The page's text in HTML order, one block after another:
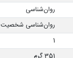
روان‌شناسی
روان‌شناسی شخصیت
1